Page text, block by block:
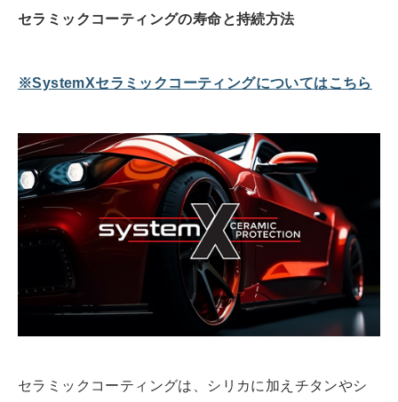
セラミックコーティングの寿命と持続方法
※SystemXセラミックコーティングについてはこちら
セラミックコーティングは、シリカに加えチタンやシ